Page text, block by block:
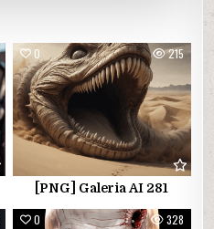
0 215
[PNG] Galeria AI 281
0 328